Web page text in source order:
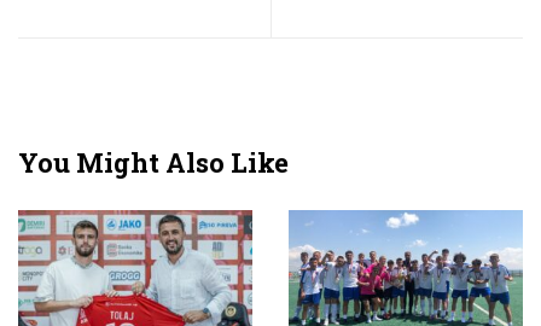
You Might Also Like